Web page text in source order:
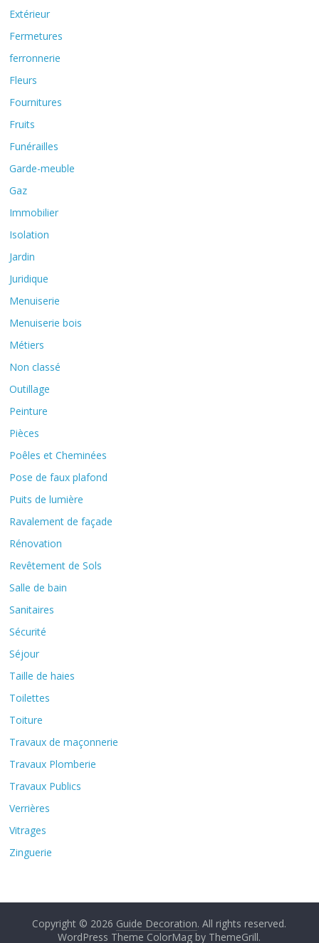
Extérieur
Fermetures
ferronnerie
Fleurs
Fournitures
Fruits
Funérailles
Garde-meuble
Gaz
Immobilier
Isolation
Jardin
Juridique
Menuiserie
Menuiserie bois
Métiers
Non classé
Outillage
Peinture
Pièces
Poêles et Cheminées
Pose de faux plafond
Puits de lumière
Ravalement de façade
Rénovation
Revêtement de Sols
Salle de bain
Sanitaires
Sécurité
Séjour
Taille de haies
Toilettes
Toiture
Travaux de maçonnerie
Travaux Plomberie
Travaux Publics
Verrières
Vitrages
Zinguerie
Copyright © 2026 Guide Decoration. All rights reserved.
WordPress Theme ColorMag by ThemeGrill.